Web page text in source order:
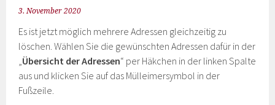
3. November 2020
Es ist jetzt möglich mehrere Adressen gleichzeitig zu
löschen. Wählen Sie die gewünschten Adressen dafür in der
„Übersicht der Adressen“ per Häkchen in der linken Spalte
aus und klicken Sie auf das Mülleimersymbol in der
Fußzeile.